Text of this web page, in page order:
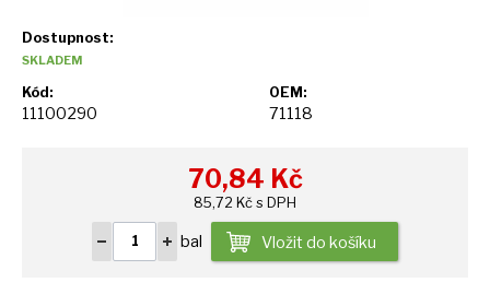
Dostupnost:
SKLADEM
Kód:
11100290
OEM:
71118
70,84 Kč
85,72 Kč s DPH
bal Vložit do košíku